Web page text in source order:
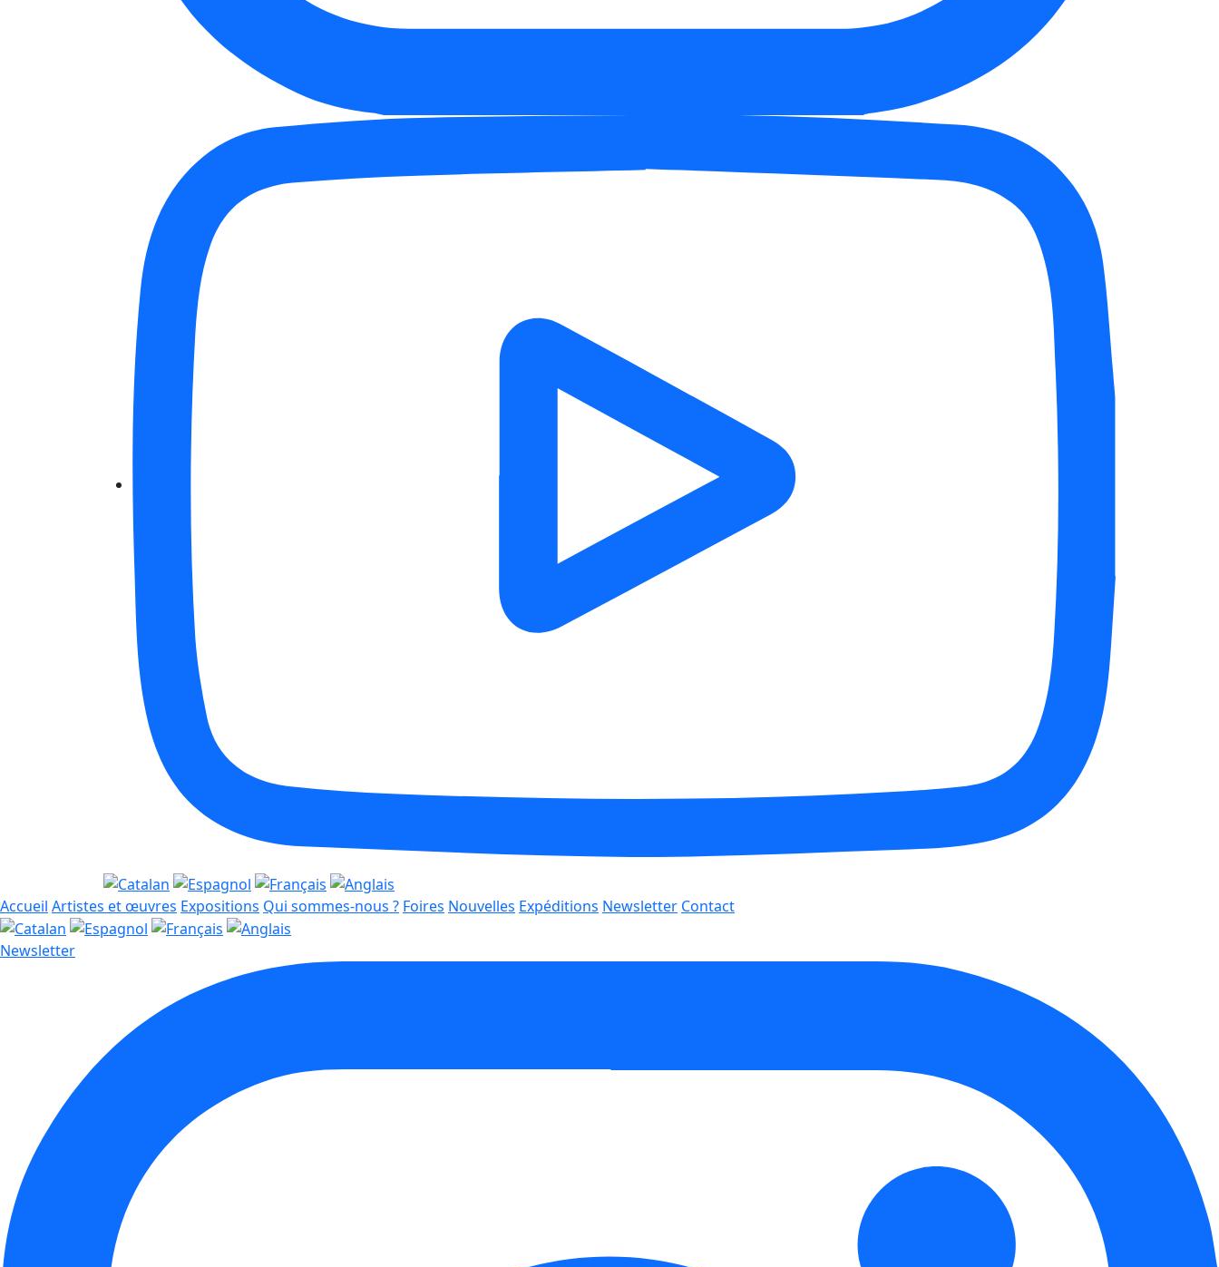
Accueil Artistes et œuvres Expositions Qui sommes-nous ? Foires Nouvelles Expéditions Newsletter Contact
Newsletter